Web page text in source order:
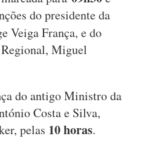
do presidente da
Veiga França, e do
Miguel
do antigo Ministro da
Costa e Silva,
pelas 10 horas.